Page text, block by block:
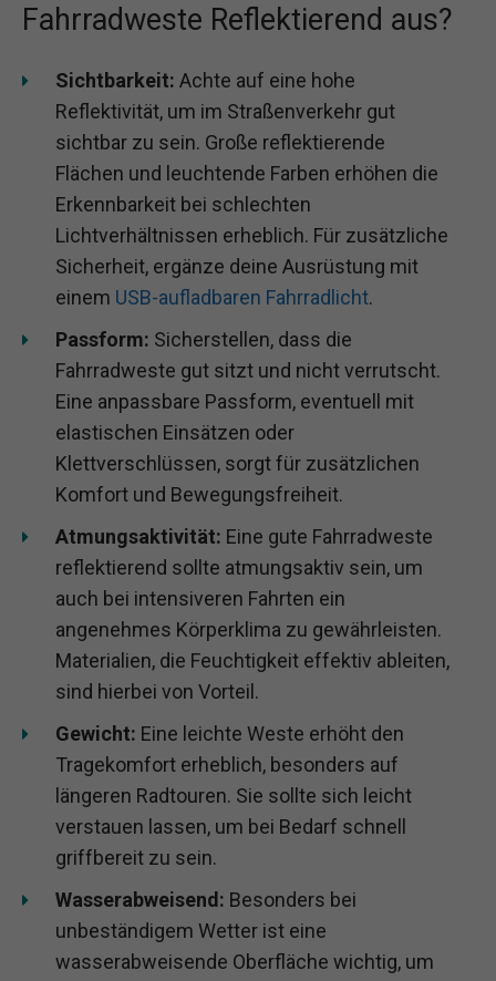
Fahrradweste Reflektierend aus?
Sichtbarkeit: Achte auf eine hohe
Reflektivität, um im Straßenverkehr gut
sichtbar zu sein. Große reflektierende
Flächen und leuchtende Farben erhöhen die
Erkennbarkeit bei schlechten
Lichtverhältnissen erheblich. Für zusätzliche
Sicherheit, ergänze deine Ausrüstung mit
einem USB-aufladbaren Fahrradlicht.
Passform: Sicherstellen, dass die
Fahrradweste gut sitzt und nicht verrutscht.
Eine anpassbare Passform, eventuell mit
elastischen Einsätzen oder
Klettverschlüssen, sorgt für zusätzlichen
Komfort und Bewegungsfreiheit.
Atmungsaktivität: Eine gute Fahrradweste
reflektierend sollte atmungsaktiv sein, um
auch bei intensiveren Fahrten ein
angenehmes Körperklima zu gewährleisten.
Materialien, die Feuchtigkeit effektiv ableiten,
sind hierbei von Vorteil.
Gewicht: Eine leichte Weste erhöht den
Tragekomfort erheblich, besonders auf
längeren Radtouren. Sie sollte sich leicht
verstauen lassen, um bei Bedarf schnell
griffbereit zu sein.
Wasserabweisend: Besonders bei
unbeständigem Wetter ist eine
wasserabweisende Oberfläche wichtig, um